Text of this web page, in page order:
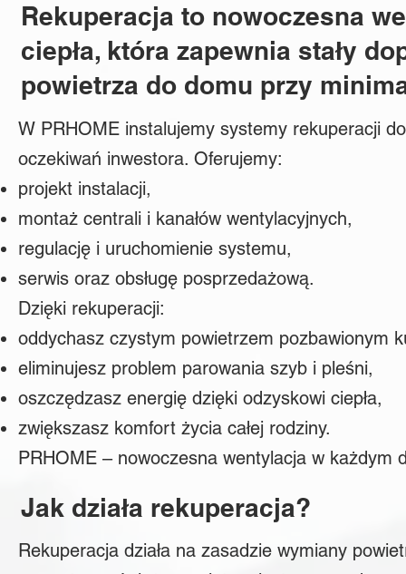
Rekuperacja to nowoczesna
ciepła, która zapewnia stały
powietrza do domu przy
W PRHOME instalujemy systemy rekuperacji
oczekiwań inwestora. Oferujemy:
projekt instalacji,
montaż centrali i kanałów wentylacyjnych,
regulację i uruchomienie systemu,
serwis oraz obsługę posprzedażową.
Dzięki rekuperacji:
oddychasz czystym powietrzem pozbawionym
eliminujesz problem parowania szyb i pleśni,
oszczędzasz energię dzięki odzyskowi ciepła,
zwiększasz komfort życia całej rodziny.
PRHOME – nowoczesna wentylacja w każdym
Jak działa rekuperacja?
Rekuperacja działa na zasadzie wymiany